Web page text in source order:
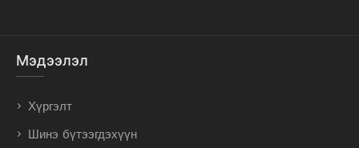
Мэдээлэл
Хүргэлт
Шинэ бүтээгдэхүүн